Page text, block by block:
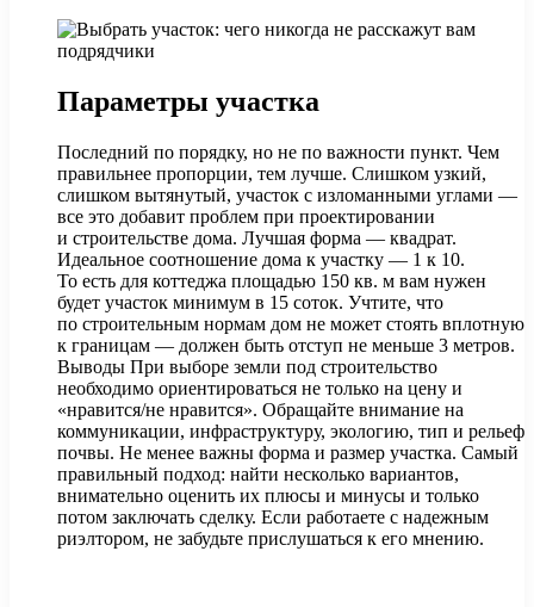
Параметры участка
Последний по порядку, но не по важности пункт. Чем
правильнее пропорции, тем лучше. Слишком узкий,
слишком вытянутый, участок с изломанными углами —
все это добавит проблем при проектировании
и строительстве дома. Лучшая форма — квадрат.
Идеальное соотношение дома к участку — 1 к 10.
То есть для коттеджа площадью 150 кв. м вам нужен
будет участок минимум в 15 соток. Учтите, что
по строительным нормам дом не может стоять вплотную
к границам — должен быть отступ не меньше 3 метров.
Выводы При выборе земли под строительство
необходимо ориентироваться не только на цену и
«нравится/не нравится». Обращайте внимание на
коммуникации, инфраструктуру, экологию, тип и рельеф
почвы. Не менее важны форма и размер участка. Самый
правильный подход: найти несколько вариантов,
внимательно оценить их плюсы и минусы и только
потом заключать сделку. Если работаете с надежным
риэлтором, не забудьте прислушаться к его мнению.